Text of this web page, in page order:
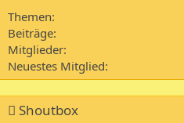
Themen
Beiträge
Mitglieder
Neuestes Mitglied
Shoutbox